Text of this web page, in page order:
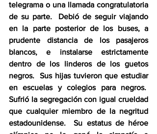
telegrama o una llamada congratulatoria
de su parte.  Debió de seguir viajando
en la parte posterior de los buses, a
prudente distancia de los pasajeros
blancos, e instalarse estrictamente
dentro de los linderos de los guetos
negros.  Sus hijas tuvieron que estudiar
en escuelas y colegios para negros.
Sufrió la segregación con igual crueldad
que cualquier miembro de la negritud
estadounidense.  Su estatus de héroe